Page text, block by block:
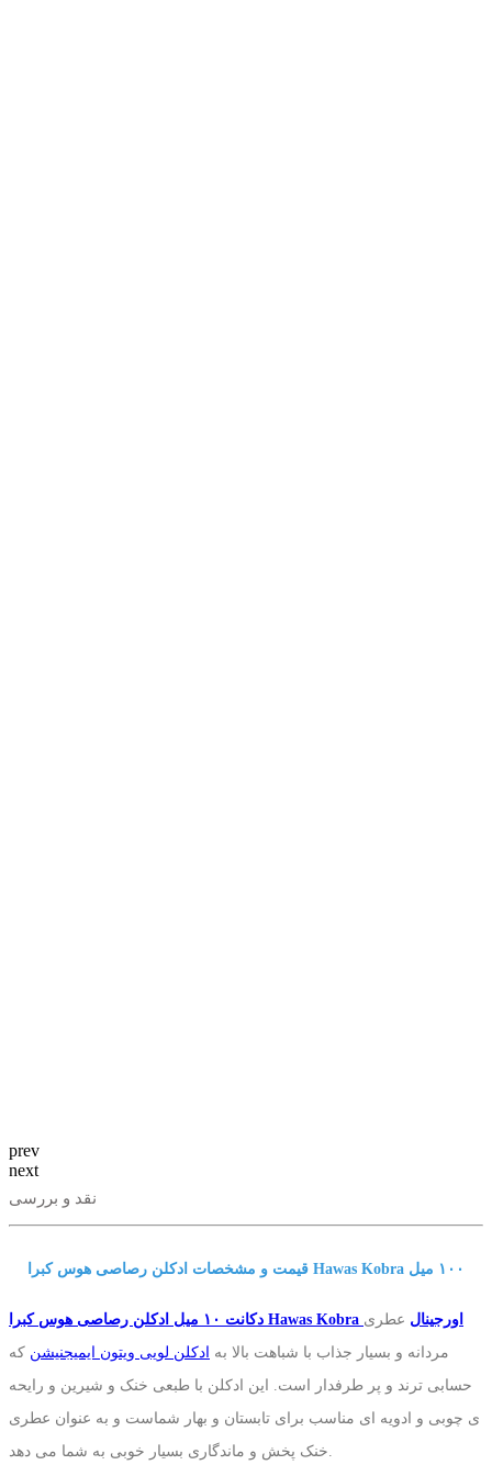
prev
next
نقد و بررسی
قیمت و مشخصات ادکلن رصاصی هوس کبرا Hawas Kobra ١٠٠ میل
دکانت ١٠ میل ادکلن رصاصی هوس کبرا Hawas Kobra اورجینال عطری
مردانه و بسیار جذاب با شباهت بالا به ادکلن لویی ویتون ایمیجنیشن که
حسابی ترند و پر طرفدار است. این ادکلن با طبعی خنک و شیرین و رایحه
ی چوبی و ادویه ای مناسب برای تابستان و بهار شماست و به عنوان عطری